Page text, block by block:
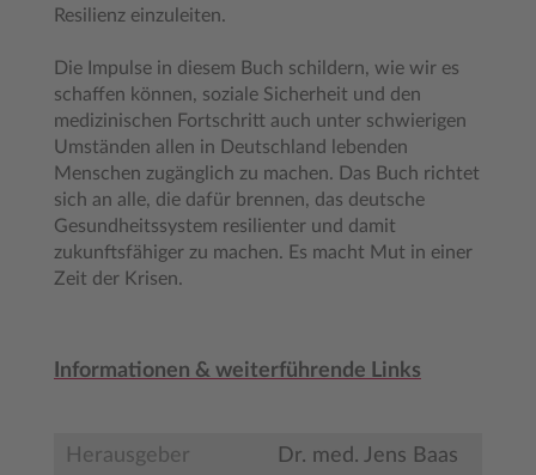
Resilienz einzuleiten.
Die Impulse in diesem Buch schildern, wie wir es
schaffen können, soziale Sicherheit und den
medizinischen Fortschritt auch unter schwierigen
Umständen allen in Deutschland lebenden
Menschen zugänglich zu machen. Das Buch richtet
sich an alle, die dafür brennen, das deutsche
Gesundheitssystem resilienter und damit
zukunftsfähiger zu machen. Es macht Mut in einer
Zeit der Krisen.
Informationen & weiterführende Links
Herausgeber Dr. med. Jens Baas